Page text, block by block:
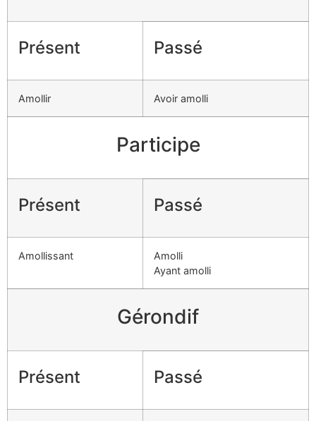
Présent Passé
Amollir Avoir amolli
Participe
Présent Passé
Amollissant
Amolli
Ayant amolli
Gérondif
Présent Passé